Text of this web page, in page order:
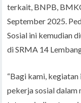
terkait, BNPB,
September 2025.
Sosial ini kemudian
di SRMA 14
“Bagi kami,
pekerja sosial dalam